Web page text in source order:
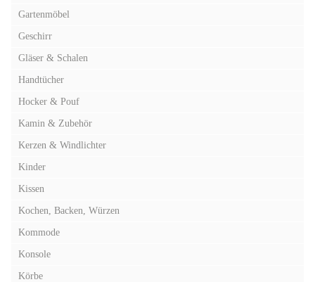
Gartenmöbel
Geschirr
Gläser & Schalen
Handtücher
Hocker & Pouf
Kamin & Zubehör
Kerzen & Windlichter
Kinder
Kissen
Kochen, Backen, Würzen
Kommode
Konsole
Körbe